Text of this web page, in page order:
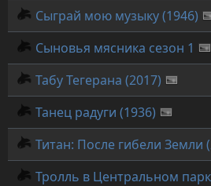
Сыграй мою музыку (1946)
Сыновья мясника сезон 1
Табу Тегерана (2017)
Танец радуги (1936)
Титан: После гибели Земли
Тролль в Центральном